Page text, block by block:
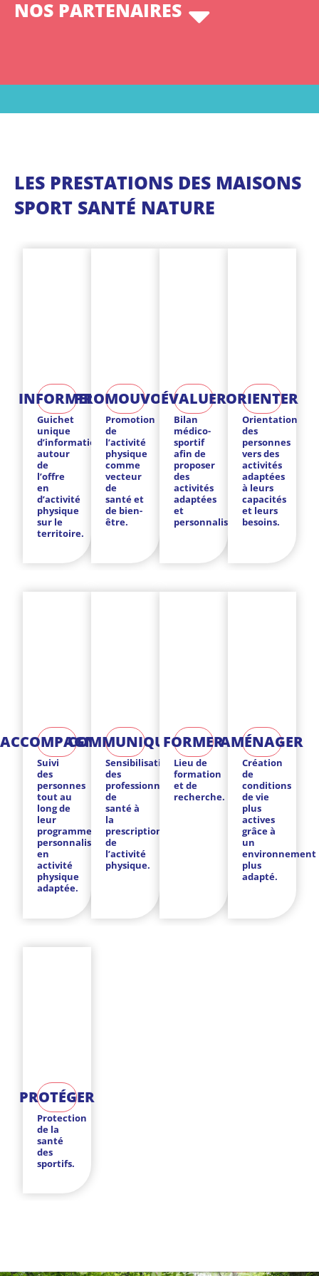
NOS PARTENAIRES
LES PRESTATIONS DES MAISONS
SPORT SANTÉ NATURE
INFORMER
Guichet
unique
d’informations
autour
de
l’offre
en
d’activité
physique
sur le
territoire.
PROMOUVOIR
Promotion
de
l’activité
physique
comme
vecteur
de
santé et
de bien-
être.
ÉVALUER
Bilan
médico-
sportif
afin de
proposer
des
activités
adaptées
et
personnalisées.
ORIENTER
Orientation
des
personnes
vers des
activités
adaptées
à leurs
capacités
et leurs
besoins.
ACCOMPAGNER
Suivi
des
personnes
tout au
long de
leur
programme
personnalisé
en
activité
physique
adaptée.
COMMUNIQUER
Sensibilisation
des
professionnels
de
santé à
la
prescription
de
l’activité
physique.
FORMER
Lieu de
formation
et de
recherche.
AMÉNAGER
Création
de
conditions
de vie
plus
actives
grâce à
un
environnement
plus
adapté.
PROTÉGER
Protection
de la
santé
des
sportifs.